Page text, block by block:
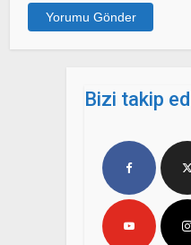
Bizi takip